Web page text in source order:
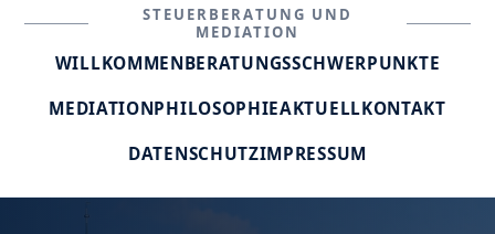
STEUERBERATUNG UND
MEDIATION
WILLKOMMENBERATUNGSSCHWERPUNKTE
MEDIATIONPHILOSOPHIEAKTUELLKONTAKT
DATENSCHUTZIMPRESSUM